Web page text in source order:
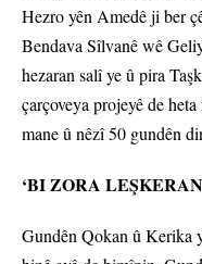
Hezro yên Amedê ji ber
Bendava Sîlvanê wê
hezaran salî ye û pira
çarçoveya projeyê de
mane û nêzî 50 gundên
‘BI ZORA
Gundên Qokan û Kerika